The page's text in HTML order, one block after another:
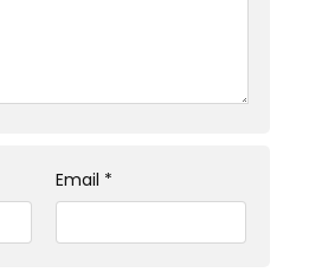
Email *